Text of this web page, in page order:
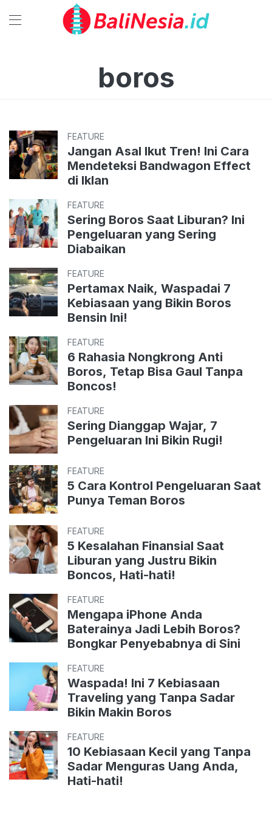
boros
FEATURE
Jangan Asal Ikut Tren! Ini Cara
Mendeteksi Bandwagon Effect
di Iklan
FEATURE
Sering Boros Saat Liburan? Ini
Pengeluaran yang Sering
Diabaikan
FEATURE
Pertamax Naik, Waspadai 7
Kebiasaan yang Bikin Boros
Bensin Ini!
FEATURE
6 Rahasia Nongkrong Anti
Boros, Tetap Bisa Gaul Tanpa
Boncos!
FEATURE
Sering Dianggap Wajar, 7
Pengeluaran Ini Bikin Rugi!
FEATURE
5 Cara Kontrol Pengeluaran Saat
Punya Teman Boros
FEATURE
5 Kesalahan Finansial Saat
Liburan yang Justru Bikin
Boncos, Hati-hati!
FEATURE
Mengapa iPhone Anda
Baterainya Jadi Lebih Boros?
Bongkar Penyebabnya di Sini
FEATURE
Waspada! Ini 7 Kebiasaan
Traveling yang Tanpa Sadar
Bikin Makin Boros
FEATURE
10 Kebiasaan Kecil yang Tanpa
Sadar Menguras Uang Anda,
Hati-hati!